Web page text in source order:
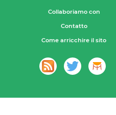
Collaboriamo con
Contatto
Come arricchire il sito